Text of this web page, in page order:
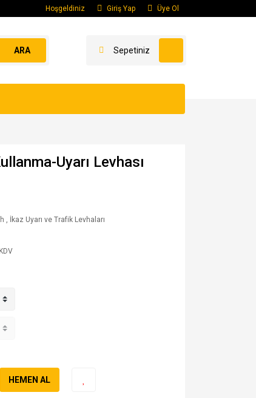
Hoşgeldiniz Giriş Yap Üye Ol
ARA Sepetiniz
Uyarı Levhası
, İkaz Uyarı ve Trafik Levhaları
HEMEN AL